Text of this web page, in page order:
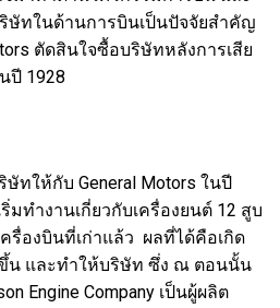
ษัทในด้านการบินเป็นปัจจัยสำคัญ
ตัดสินใจซื้อบริษัทหลังการเสีย
ปี 1928
ทให้กับ General Motors ในปี
มทำงานเกี่ยวกับเครื่องยนต์ 12 สูบ
รื่องบินที่เก่าแล้ว ผลที่ได้คือเกิด
ขึ้น และทำให้บริษัท ซึ่ง ณ ตอนนั้น
Engine Company เป็นผู้ผลิต